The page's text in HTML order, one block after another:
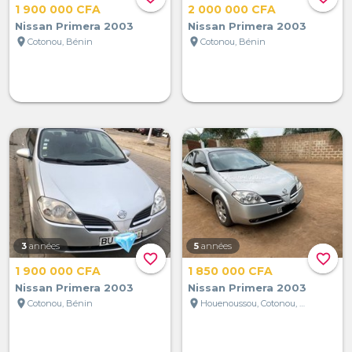
1 900 000 CFA
Nissan Primera 2003
location_on Cotonou, Bénin
2 000 000 CFA
Nissan Primera 2003
location_on Cotonou, Bénin
favorite_border
3 années
1 900 000 CFA
Nissan Primera 2003
location_on Cotonou, Bénin
favorite_border
5 années
1 850 000 CFA
Nissan Primera 2003
location_on
Houenoussou, Cotonou, Bénin